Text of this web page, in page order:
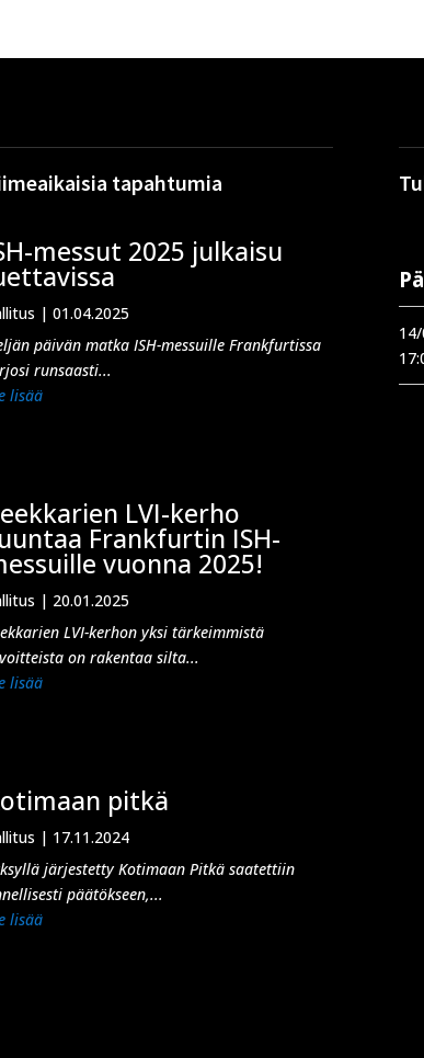
tapahtumia
messut 2025 julkaisu
| 01.04.2025
päivän matka ISH-messuille Frankfurtissa
runsaasti...
lisää
LVI-kerho
Frankfurtin ISH-
vuonna 2025!
| 20.01.2025
LVI-kerhon yksi tärkeimmistä
on rakentaa silta...
lisää
pitkä
| 17.11.2024
järjestetty Kotimaan Pitkä saatettiin
päätökseen,...
lisää